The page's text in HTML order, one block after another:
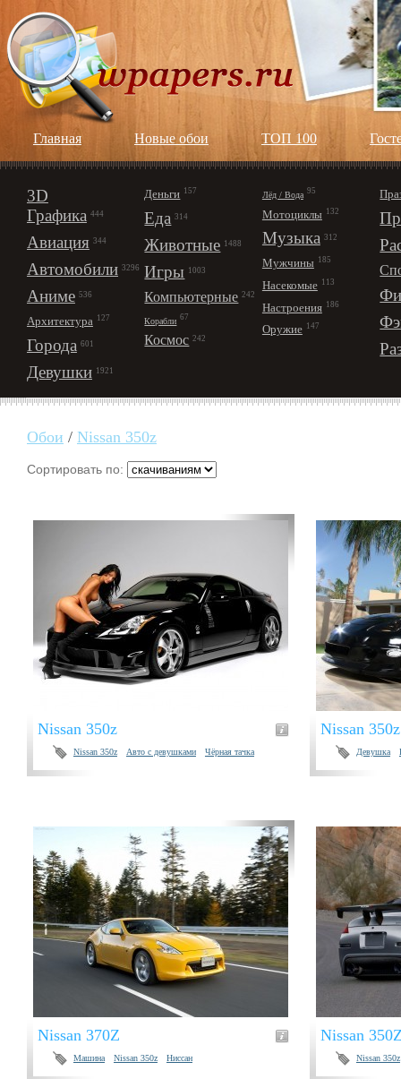
Главная Новые обои ТОП 100
3D
Графика 444
Авиация 344
Автомобили 3296
Аниме 536
Архитектура 127
Города 601
Девушки 1921
Деньги 157
Еда 314
Животные 1488
Игры 1003
Компьютерные 242
Корабли 67
Космос 242
Лёд / Вода 95
Мотоциклы 132
Музыка 312
Мужчины 185
Насекомые 113
Настроения 186
Оружие 147
Обои / Nissan 350z
Сортировать по:
Nissan 350z
Nissan 350z Авто с девушками Чёрная тачка
Nissan
Девушка
Nissan 370Z
Машина Nissan 350z Ниссан
Nissan
Nissan 350z